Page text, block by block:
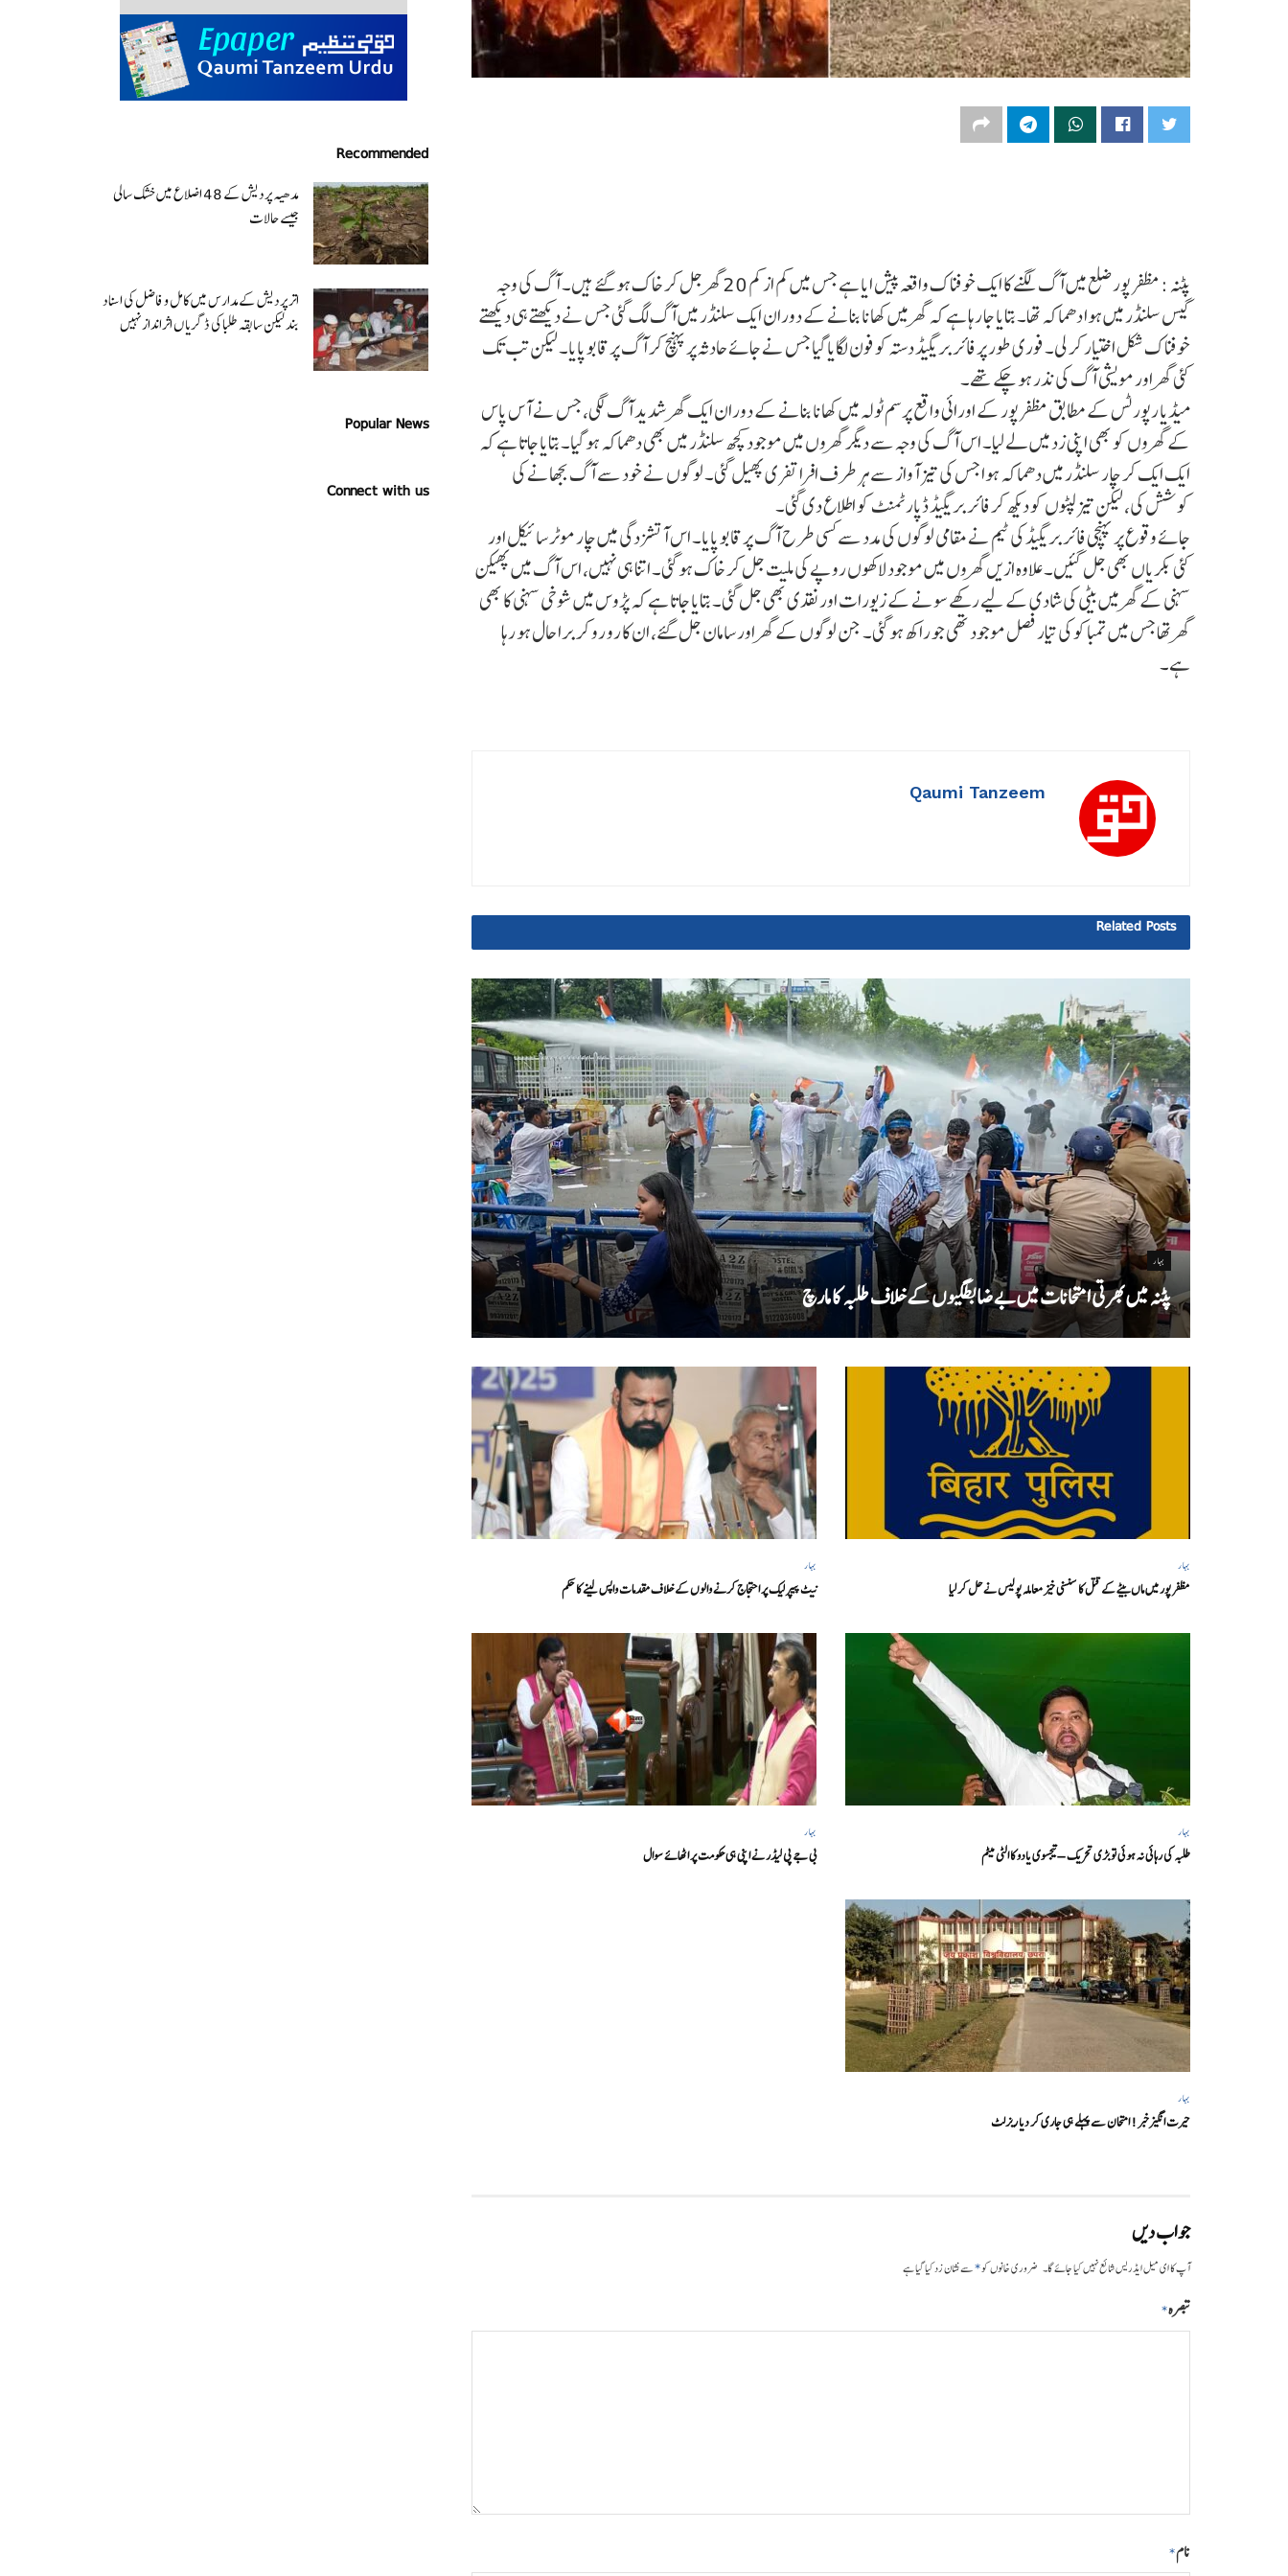
پٹنہ : مظفر پور ضلع میں آگ لگنے کا ایک خوفناک واقعہ پیش ایا ہے جس میں کم از کم 20 گھر جل کر خاک ہو گئے ہیں۔ آگ کی وجہ
گیس سلنڈر میں ہوا دھماکہ تھا۔ بتایا جا رہا ہے کہ گھر میں کھانا بنانے کے دوران ایک سلنڈر میں آگ لگ گئی جس نے دیکھتے ہی دیکھتے
خوفناک شکل اختیار کر لی۔ فوری طور پر فائر بریگیڈ دستہ کو فون لگایا گیا جس نے جائے حادثہ پر پہنچ کر آگ پر قابو پایا۔ لیکن تب تک
کئی گھر اور مویشی آگ کی نذر ہو چکے تھے۔
میڈیا رپورٹس کے مطابق مظفر پور کے اورائی واقع پرسم ٹولہ میں کھانا بنانے کے دوران ایک گھر شدید آگ لگی، جس نے آس پاس
کے گھروں کو بھی اپنی زد میں لے لیا۔ اس آگ کی وجہ سے دیگر گھروں میں موجود کچھ سلنڈر میں بھی دھماکہ ہو گیا۔ بتایا جاتا ہے کہ
ایک ایک کر چار سلنڈر میں دھماکہ ہوا جس کی تیز آواز سے ہر طرف افرا تفری پھیل گئی۔ لوگوں نے خود سے آگ بجھانے کی
کوشش کی، لیکن تیز لپٹوں کو دیکھ کر فائر بریگیڈ ڈپارٹمنٹ کو اطلاع دی گئی۔
جائے وقوع پر پہنچی فائر بریگیڈ کی ٹیم نے مقامی لوگوں کی مدد سے کسی طرح آگ پر قابو پایا۔ اس آتشزدگی میں چار موٹر سائیکل اور
کئی بکریاں بھی جل گئیں۔ علاوہ ازیں گھروں میں موجود لاکھوں روپے کی ملیت جل کر خاک ہو گئی۔ اتنا ہی نہیں، اس آگ میں پھیکن
سہنی کے گھر میں بیٹی کی شادی کے لیے رکھے سونے کے زیورات اور نقدی بھی جل گئی۔ بتایا جاتا ہے کہ پڑوس میں شوخی سہنی کا بھی
گھر تھا جس میں تمباکو کی تیار فصل موجود تھی جو راکھ ہو گئی۔ جن لوگوں کے گھر اور سامان جل گئے، ان کا رو رو کر برا حال ہو رہا
ہے۔
Qaumi Tanzeem
Related Posts
بہار
پٹنہ میں بھرتی امتحانات میں بے ضابطگیوں کے خلاف طلبہ کا مارچ
بہار
مظفر پور میں ماں بیٹے کے قتل کا سنسنی خیز معاملہ پولیس نے حل کر لیا
بہار
نیٹ پیپر لیک پر احتجاج کرنے والوں کے خلاف مقدمات واپس لینے کا حکم
بہار
طلبہ کی رہائی نہ ہوئی تو بڑی تحریک – تیجسوی یادو کا الٹی میٹم
بہار
بی جے پی لیڈر نے اپنی ہی حکومت پر اٹھائے سوال
بہار
حیرت انگیزخبر ! امتحان سے پہلے ہی جاری کر دیا ریزلٹ
جواب دیں
آپ کا ای میل ایڈریس شائع نہیں کیا جائے گا۔ ضروری خانوں کو*سے نشان زد کیا گیا ہے
تبصرہ*
نام*
Recommended
مدھیہ پردیش کے 48 اضلاع میں خشک سالی
جیسے حالات
اتر پردیش کےمدارس میں کامل و فاضل کی اسناد
بند لیکن سابقہ طلبا کی ڈگریا ں اثرانداز نہیں
Popular News
Connect with us